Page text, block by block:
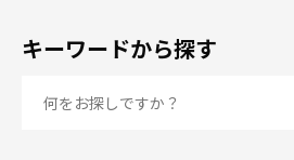
キーワードから探す